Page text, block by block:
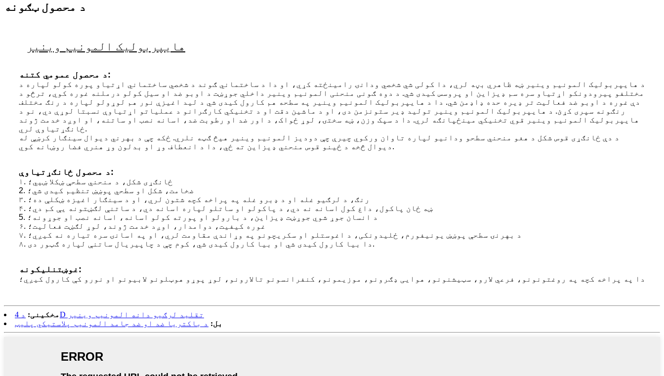
د محصول ټګونه
هایپربولیک المونیم وینیر
د محصول عمومي کتنه:
د هایپربولیک المونیم وینیر ښه ظاهري بڼه لري، دا کولی شي شخصي ودانۍ رامینځته کړي، او دا د ساختماني ګوند د شخصي ساختماني اړتیاو پوره کولو لپاره د
مختلفو پیرودونکو اړتیاو سره سم ډیزاین او پروسس کیدی شي. د دوه ګونی منحنی المونیم وینیر داخلي جوړښت د اوبو ضد او سیل کولو درملنه غوره کوي، ترڅو د
دې غوره د اوبو ضد فعالیت تر ډیره حده ډاډمن شي. دا د هایپربولیک المونیم وینیر په سطحه هم کارول کیدی شي د لید اغیزې نور هم لوړولو لپاره د رنګ مختلف
رنګونه سپری کړئ. د هایپربولیک المونیم وینیر تولید ډیر ستونزمن دی، او د ماشین دقت او د تخنیکي کارګرانو د عملیاتو اړتیاوې نسبتا لوړې دي، نو د
هایپربولیک المونیم وینیر قوي تخنیکي مینځپانګه لري. دا د سپک وزن، ښه سختۍ، لوړ ځواک، د اور ضد او رطوبت ضد، اسانه نصب او ساتنه، او اوږد خدمت ژوند
ځانګړتیاوې لري.
د دې ځانګړی قوس شکل د هغو منحني سطحو ودانیو لپاره تاوان ورکوي چیرې چې دودیز المونیم وینیر هیڅ ګټه نلري. ځکه چې د بهرني دیوال سینګار کرښې له
دیوال څخه د ځینو قوس منحني ډیزاین ته ځي، دا د انعطاف وړ او بدلون وړ هنري فضا روښانه کوي.
د محصول ځانګړتیاوې:
۱. ځانګړی شکل، د منحني سطحې ښکلا ښیي؛
2. ضخامت، شکل او سطحي پوښښ تنظیم کیدی شي؛
۳. رنګ، د لرګیو غله او د ډبرو غله په پراخه کچه شتون لري، او د سینګار اغیزه ښکلې ده؛
۴. ښه ځان پاکول، داغ کول اسانه نه دي، د پاکولو او ساتلو لپاره اسانه دي، د ساتنې لګښتونه یې کم دي؛
5. د انسان جوړ شوي جوړښت ډیزاین، د بارولو او پورته کولو اسانه، اسانه نصب او جوړونه؛
۶. غوره کیفیت، دوامدار، اوږد خدمت ژوند، لوړ لګښت فعالیت؛
۷. د بهرنۍ سطحې پوښښ یونیفورم، ځلیدونکی، د اغوستلو او سکریچونو په وړاندې مقاومت لري، او په اسانۍ سره تیاره نه کیږي؛
۸. دا بیا کارول کیدی شي او بیا کارول کیدی شي، کوم چې د چاپیریال ساتنې لپاره ګټور دی.
غوښتنلیکونه:
دا په پراخه کچه په روغتونونو، فرعي لارو، سټیشنونو، هوایی ډګرونو، موزیمونو، کنفرانسونو تالارونو، لوړ پوړو هوټلونو لابیونو او نورو کې کارول کیږي؛
مخکینی:
د 4D تقلید لرګیو دانه المونیم وینیر
بل: د باکتریا ضد او ضد جامد المونیم پلاستيکي پلیټ